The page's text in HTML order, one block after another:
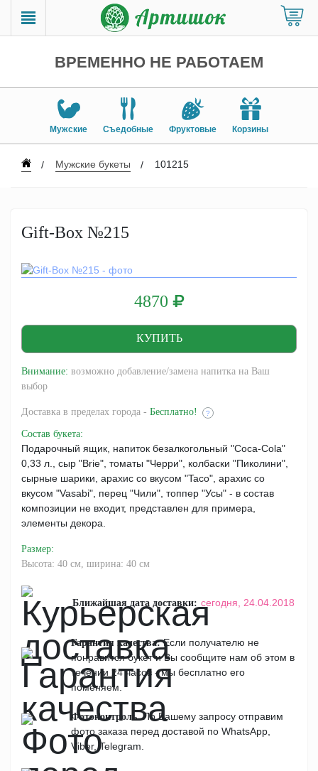
ВРЕМЕННО НЕ РАБОТАЕМ
Мужские Съедобные Фруктовые Корзины
Мужские букеты 101215
Gift-Box №215
4870
Внимание: возможно добавление/замена напитка на Ваш
выбор
Доставка в пределах города - Бесплатно! ?
Состав букета:
Подарочный ящик, напиток безалкогольный "Coca-Cola"
0,33 л., сыр "Brie", томаты "Черри", колбаски "Пиколини",
сырные шарики, арахис со вкусом "Taco", арахис со
вкусом "Vasabi", перец "Чили", топпер "Усы" - в состав
композиции не входит, представлен для примера,
элементы декора.
Размер:
Высота: 40 см, ширина: 40 см
Ближайшая дата доставки: сегодня, 24.04.2018
Гарантия качества:Если получателю не
понравится букет и Вы сообщите нам об этом в
течении 24 часов - мы бесплатно его
поменяем.
Фотоконтроль.По Вашему запросу отправим
фото заказа перед доставой по WhatsApp,
Viber, Telegram.